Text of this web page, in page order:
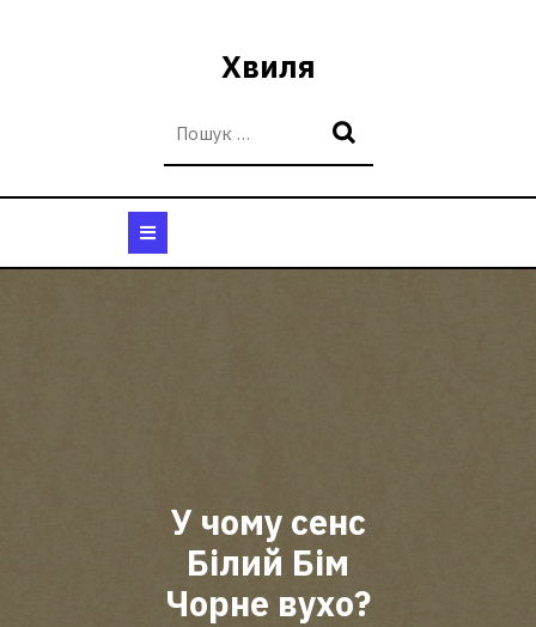
Хвиля
У чому сенс
Білий Бім
Чорне вухо?